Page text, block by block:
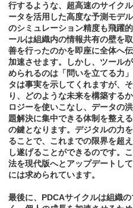
行するような、超高速のサイク
ータを活用した高度な予測モデ
のシミュレーション精度も飛躍
ールは組織内の情報共有の壁を
善を行ったのかを即座に全体へ
加速させます。しかし、ツール
められるのは「問いを立てる力
タは事実を示してくれますが、
り、どのような未来を構築する
ロジーを使いこなし、データの
題解決に集中できる体制を整え
の鍵となります。デジタルの力
ることで、これまでの限界を超
し遂げることができるのです。
法を現代版へとアップデートし
には求められています。
最後に、PDCAサイクルは組織